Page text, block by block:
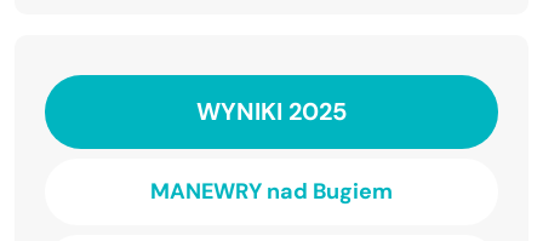
WYNIKI 2025
MANEWRY nad Bugiem